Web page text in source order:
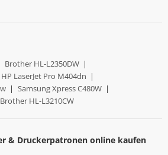
Brother HL-L2350DW |
HP LaserJet Pro M404dn |
| Samsung Xpress C480W |
Brother HL-L3210CW
& Druckerpatronen online kaufen